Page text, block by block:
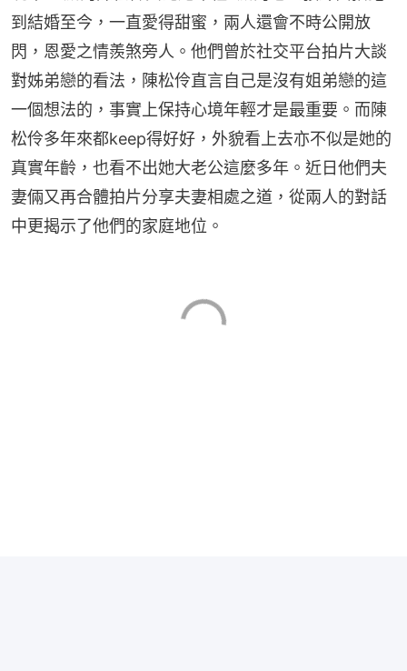
到結婚至今，一直愛得甜蜜，兩人還會不時公開放
閃，恩愛之情羨煞旁人。他們曾於社交平台拍片大談
對姊弟戀的看法，陳松伶直言自己是沒有姐弟戀的這
一個想法的，事實上保持心境年輕才是最重要。而陳
松伶多年來都keep得好好，外貌看上去亦不似是她的
真實年齡，也看不出她大老公這麼多年。近日他們夫
妻倆又再合體拍片分享夫妻相處之道，從兩人的對話
中更揭示了他們的家庭地位。